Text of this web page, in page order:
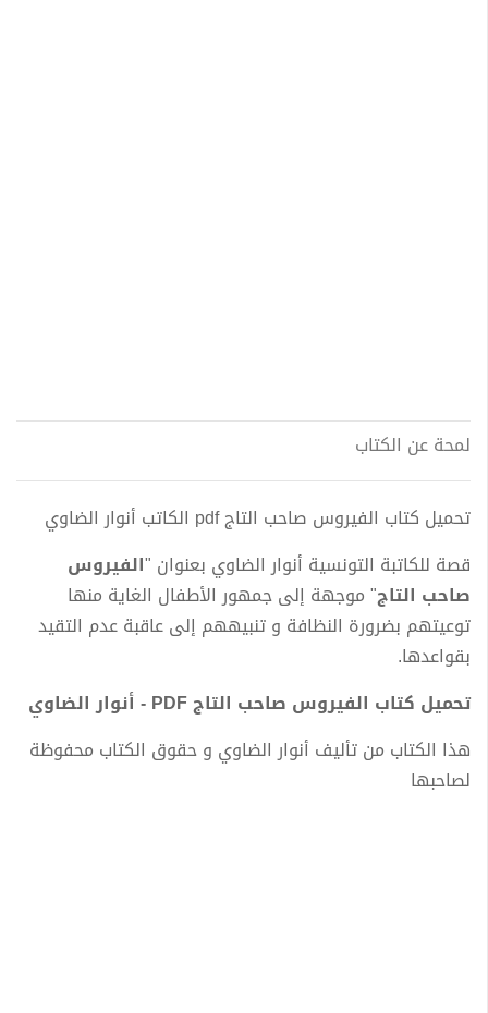
لمحة عن الكتاب
تحميل كتاب الفيروس صاحب التاج pdf الكاتب أنوار الضاوي
قصة للكاتبة التونسية أنوار الضاوي بعنوان "الفيروس
صاحب التاج" موجهة إلى جمهور الأطفال الغاية منها
توعيتهم بضرورة النظافة و تنبيههم إلى عاقبة عدم التقيد
بقواعدها.
تحميل كتاب الفيروس صاحب التاج PDF - أنوار الضاوي
هذا الكتاب من تأليف أنوار الضاوي و حقوق الكتاب محفوظة
لصاحبها